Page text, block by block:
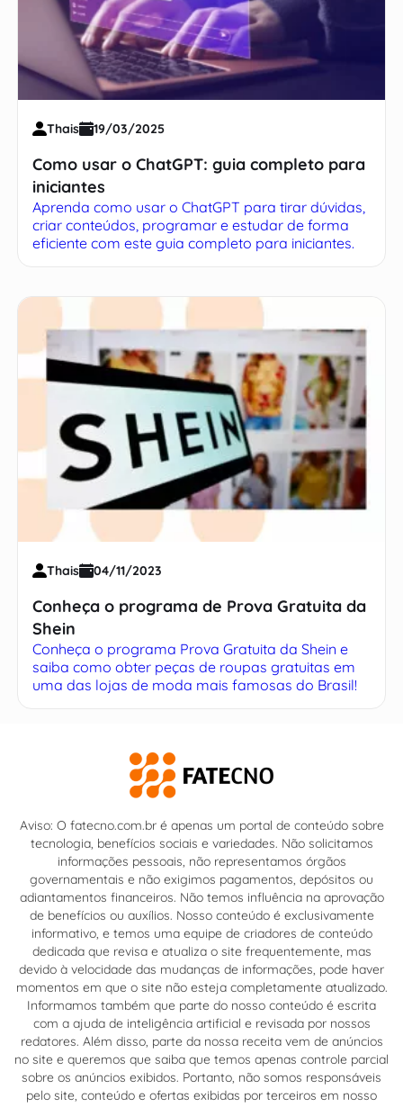
Thais 19/03/2025
Como usar o ChatGPT: guia completo para
iniciantes
Aprenda como usar o ChatGPT para tirar dúvidas,
criar conteúdos, programar e estudar de forma
eficiente com este guia completo para iniciantes.
Thais 04/11/2023
Conheça o programa de Prova Gratuita da
Shein
Conheça o programa Prova Gratuita da Shein e
saiba como obter peças de roupas gratuitas em
uma das lojas de moda mais famosas do Brasil!
Aviso: O fatecno.com.br é apenas um portal de conteúdo sobre
tecnologia, benefícios sociais e variedades. Não solicitamos
informações pessoais, não representamos órgãos
governamentais e não exigimos pagamentos, depósitos ou
adiantamentos financeiros. Não temos influência na aprovação
de benefícios ou auxílios. Nosso conteúdo é exclusivamente
informativo, e temos uma equipe de criadores de conteúdo
dedicada que revisa e atualiza o site frequentemente, mas
devido à velocidade das mudanças de informações, pode haver
momentos em que o site não esteja completamente atualizado.
Informamos também que parte do nosso conteúdo é escrita
com a ajuda de inteligência artificial e revisada por nossos
redatores. Além disso, parte da nossa receita vem de anúncios
no site e queremos que saiba que temos apenas controle parcial
sobre os anúncios exibidos. Portanto, não somos responsáveis
pelo site, conteúdo e ofertas exibidas por terceiros em nosso